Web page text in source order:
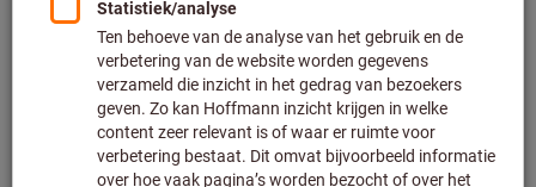
Multigasmeter X-am® 2800, Type:
2800SET
Dräger
Artikelnummer: 097217 2800SET
Nalevering, niet op voorraad